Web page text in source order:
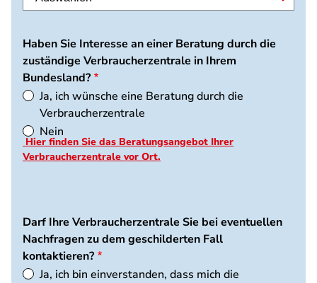
Haben Sie Interesse an einer Beratung durch die
zuständige Verbraucherzentrale in Ihrem
Bundesland?
Ja, ich wünsche eine Beratung durch die
Verbraucherzentrale
Nein
Hier finden Sie das Beratungsangebot Ihrer
Verbraucherzentrale vor Ort.
Darf Ihre Verbraucherzentrale Sie bei eventuellen
Nachfragen zu dem geschilderten Fall
kontaktieren?
Ja, ich bin einverstanden, dass mich die